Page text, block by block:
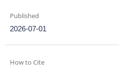
Published
2026-07-01
How to Cite